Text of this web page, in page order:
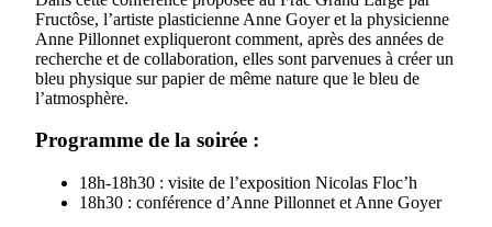
Fructôse, l’artiste plasticienne Anne Goyer et la physicienne
Anne Pillonnet expliqueront comment, après des années de
recherche et de collaboration, elles sont parvenues à créer un
bleu physique sur papier de même nature que le bleu de
l’atmosphère.
Programme de la soirée :
18h-18h30 : visite de l’exposition Nicolas Floc’h
18h30 : conférence d’Anne Pillonnet et Anne Goyer